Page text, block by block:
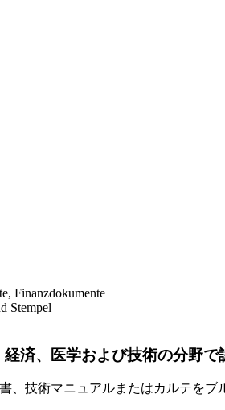
Finanzdokumente
Stempel
済、医学および技術の分野
、技術マニュアルまたはカルテをブ